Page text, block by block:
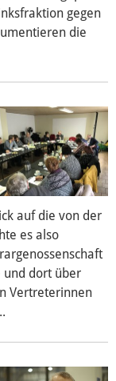
gegen
die
auf die von der
es also
und dort über
Vertreterinnen